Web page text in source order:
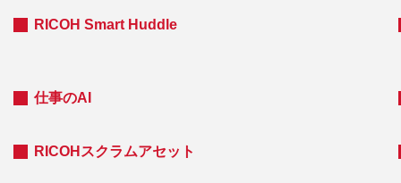
RICOH Smart Huddle
仕事のAI
RICOHスクラムアセット